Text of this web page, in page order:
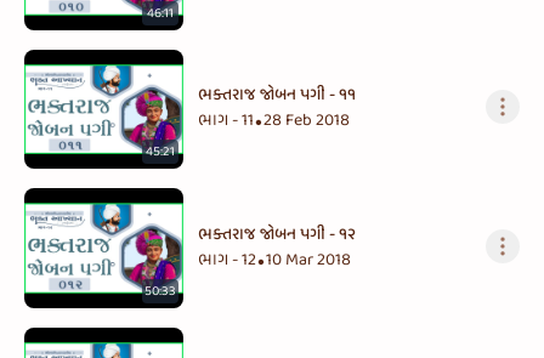
46:11
45:21
ભક્તરાજ જોબન પગી - ૧૧
ભાગ - 11•28 Feb 2018
50:33
ભક્તરાજ જોબન પગી - ૧૨
ભાગ - 12•10 Mar 2018